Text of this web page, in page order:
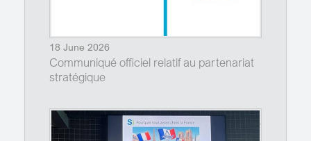
18 June 2026
Communiqué officiel relatif au partenariat
stratégique